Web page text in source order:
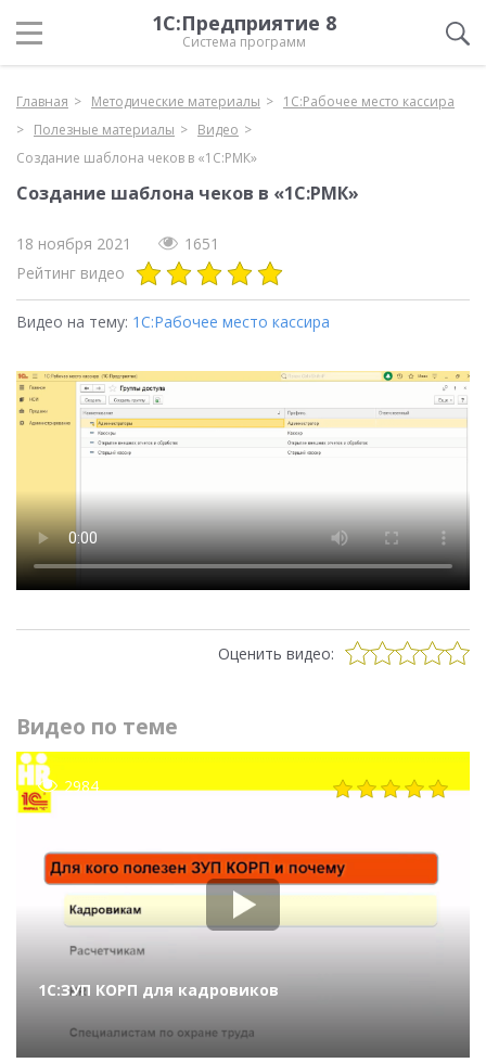
1С:Предприятие 8
Система программ
Главная Методические материалы
1С:Рабочее место кассира
Полезные материалы
Видео
Создание шаблона чеков в «1С:РМК»
Создание шаблона чеков в «1С:РМК»
18 ноября 2021
1651
Рейтинг видео
Видео на тему: 1С:Рабочее место кассира
Оценить видео:
Видео по теме
2984
1С:ЗУП КОРП для кадровиков